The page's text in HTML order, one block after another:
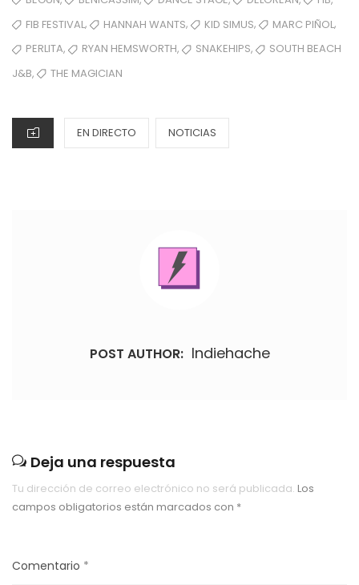
FIB FESTIVAL, HANNAH WANTS, KID SIMUS, MARC PIÑOL,
PERLITA, RYAN HEMSWORTH, SNAKEHIPS,
SOUTH BEACH
J&B, THE MAGICIAN
CATEGORIES
EN DIRECTO NOTICIAS
POST AUTHOR: Indiehache
Deja una respuesta
Tu dirección de correo electrónico no será publicada. Los
campos obligatorios están marcados con *
Comentario *